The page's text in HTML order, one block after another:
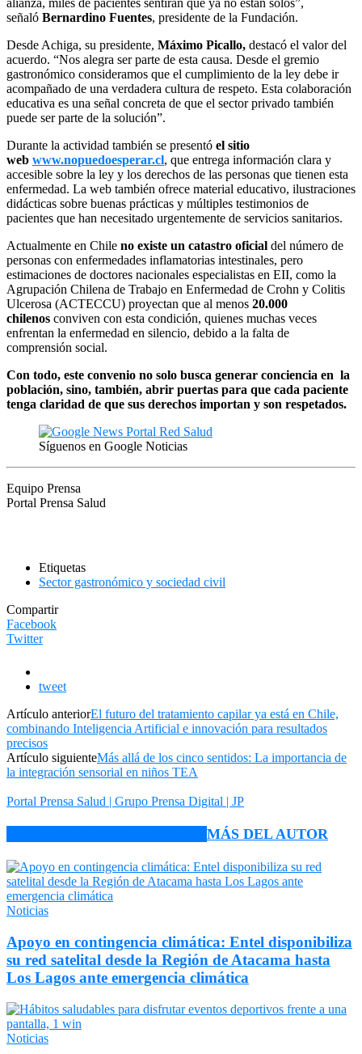
señaló Bernardino Fuentes, presidente de la Fundación.
Desde Achiga, su presidente, Máximo Picallo, destacó el valor del
acuerdo. “Nos alegra ser parte de esta causa. Desde el gremio
gastronómico consideramos que el cumplimiento de la ley debe ir
acompañado de una verdadera cultura de respeto. Esta colaboración
educativa es una señal concreta de que el sector privado también
puede ser parte de la solución”.
Durante la actividad también se presentó el sitio
web www.nopuedoesperar.cl, que entrega información clara y
accesible sobre la ley y los derechos de las personas que tienen esta
enfermedad. La web también ofrece material educativo, ilustraciones
didácticas sobre buenas prácticas y múltiples testimonios de
pacientes que han necesitado urgentemente de servicios sanitarios.
Actualmente en Chile no existe un catastro oficial del número de
personas con enfermedades inflamatorias intestinales, pero
estimaciones de doctores nacionales especialistas en EII, como la
Agrupación Chilena de Trabajo en Enfermedad de Crohn y Colitis
Ulcerosa (ACTECCU) proyectan que al menos 20.000
chilenos conviven con esta condición, quienes muchas veces
enfrentan la enfermedad en silencio, debido a la falta de
comprensión social.
Con todo, este convenio no solo busca generar conciencia en la
población, sino, también, abrir puertas para que cada paciente
tenga claridad de que sus derechos importan y son respetados.
Síguenos en Google Noticias
Equipo Prensa
Portal Prensa Salud
Etiquetas
Sector gastronómico y sociedad civil
Compartir
Facebook
Twitter
tweet
Artículo anteriorEl futuro del tratamiento capilar ya está en Chile,
combinando Inteligencia Artificial e innovación para resultados
precisos
Artículo siguienteMás allá de los cinco sentidos: La importancia de
la integración sensorial en niños TEA
Portal Prensa Salud | Grupo Prensa Digital | JP
MÁS DEL AUTOR
Noticias
Apoyo en contingencia climática: Entel disponibiliza
su red satelital desde la Región de Atacama hasta
Los Lagos ante emergencia climática
Noticias